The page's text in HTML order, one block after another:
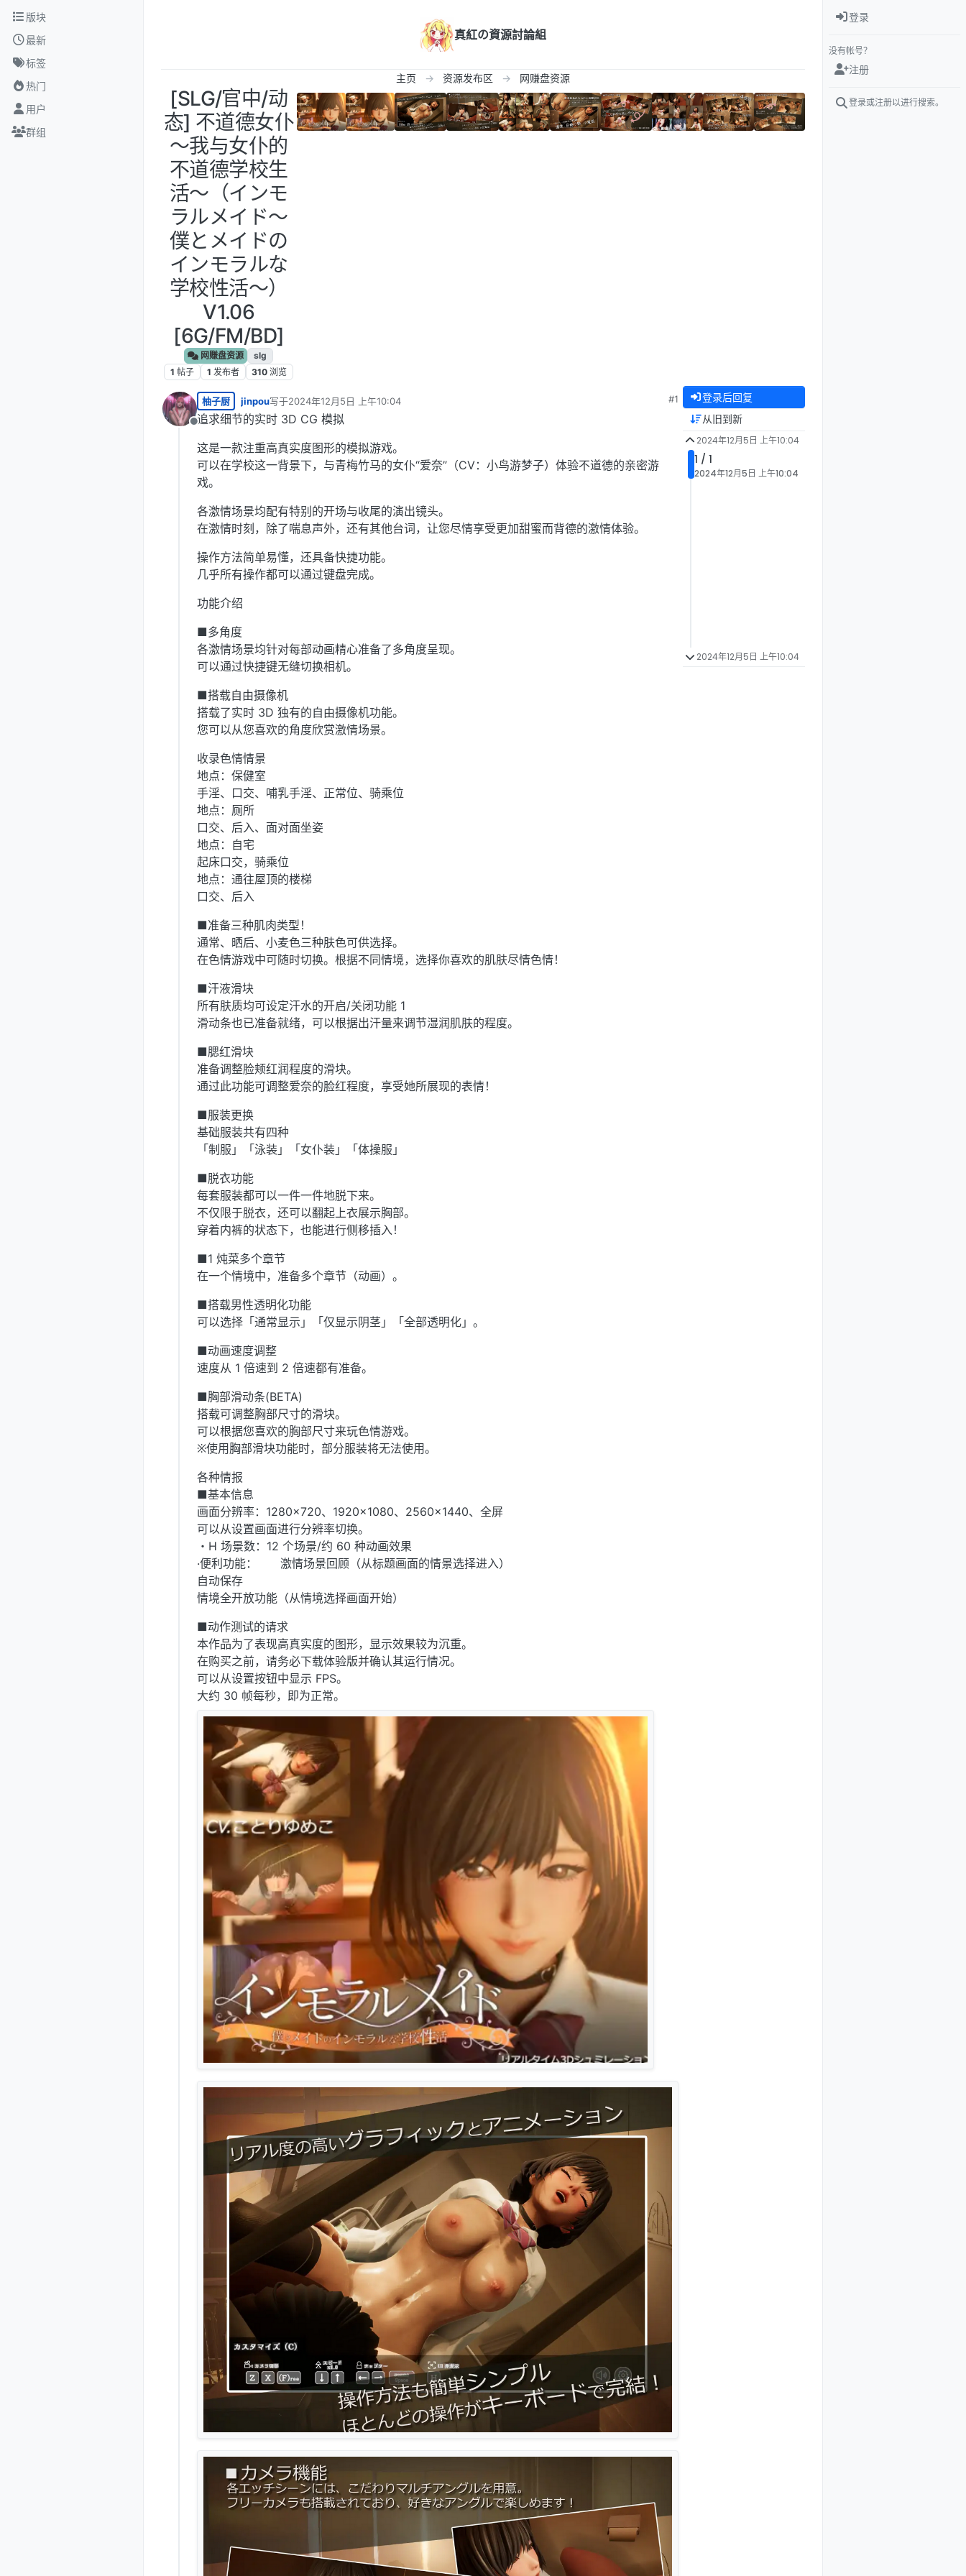
跳转至内容
版块
最新
标签
热门
用户
群组
真紅の資源討論組
主页 资源发布区 网赚盘资源
[SLG/官中/动
态] 不道德女仆
～我与女仆的
不道德学校生
活～（インモ
ラルメイド～
僕とメイドの
インモラルな
学校性活～）
V1.06
[6G/FM/BD]
网赚盘资源
slg
1 帖子 1 发布者 310 浏览
离线
柚子厨 jinpou写于2024年12月5日 上午10:04
最后由 编辑
#1
追求细节的实时 3D CG 模拟
这是一款注重高真实度图形的模拟游戏。
可以在学校这一背景下，与青梅竹马的女仆“爱奈”（CV：小鸟游梦子）体验不道德的亲密游
戏。
各激情场景均配有特别的开场与收尾的演出镜头。
在激情时刻，除了喘息声外，还有其他台词，让您尽情享受更加甜蜜而背德的激情体验。
操作方法简单易懂，还具备快捷功能。
几乎所有操作都可以通过键盘完成。
功能介绍
■多角度
各激情场景均针对每部动画精心准备了多角度呈现。
可以通过快捷键无缝切换相机。
■搭载自由摄像机
搭载了实时 3D 独有的自由摄像机功能。
您可以从您喜欢的角度欣赏激情场景。
收录色情情景
地点：保健室
手淫、口交、哺乳手淫、正常位、骑乘位
地点：厕所
口交、后入、面对面坐姿
地点：自宅
起床口交，骑乘位
地点：通往屋顶的楼梯
口交、后入
■准备三种肌肉类型！
通常、晒后、小麦色三种肤色可供选择。
在色情游戏中可随时切换。根据不同情境，选择你喜欢的肌肤尽情色情！
■汗液滑块
所有肤质均可设定汗水的开启/关闭功能 1
滑动条也已准备就绪，可以根据出汗量来调节湿润肌肤的程度。
■腮红滑块
准备调整脸颊红润程度的滑块。
通过此功能可调整爱奈的脸红程度，享受她所展现的表情！
■服装更换
基础服装共有四种
「制服」「泳装」「女仆装」「体操服」
■脱衣功能
每套服装都可以一件一件地脱下来。
不仅限于脱衣，还可以翻起上衣展示胸部。
穿着内裤的状态下，也能进行侧移插入！
■1 炖菜多个章节
在一个情境中，准备多个章节（动画）。
■搭载男性透明化功能
可以选择「通常显示」「仅显示阴茎」「全部透明化」。
■动画速度调整
速度从 1 倍速到 2 倍速都有准备。
■胸部滑动条(BETA)
搭载可调整胸部尺寸的滑块。
可以根据您喜欢的胸部尺寸来玩色情游戏。
※使用胸部滑块功能时，部分服装将无法使用。
各种情报
■基本信息
画面分辨率：1280×720、1920×1080、2560×1440、全屏
可以从设置画面进行分辨率切换。
・H 场景数：12 个场景/约 60 种动画效果
·便利功能： 激情场景回顾（从标题画面的情景选择进入）
自动保存
情境全开放功能（从情境选择画面开始）
■动作测试的请求
本作品为了表现高真实度的图形，显示效果较为沉重。
在购买之前，请务必下载体验版并确认其运行情况。
可以从设置按钮中显示 FPS。
大约 30 帧每秒，即为正常。
登录后回复
从旧到新
2024年12月5日 上午10:04
1 / 1
2024年12月5日 上午10:04
2024年12月5日 上午10:04
登录
没有帐号？
注册
登录或注册以进行搜索。